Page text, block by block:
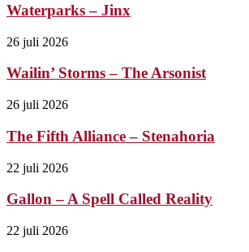
Waterparks – Jinx
26 juli 2026
Wailin’ Storms – The Arsonist
26 juli 2026
The Fifth Alliance – Stenahoria
22 juli 2026
Gallon – A Spell Called Reality
22 juli 2026